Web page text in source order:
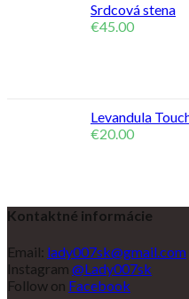
Srdcová stena
€45.00
Levandula
€20.00
Kontaktné informácie
Email: lady007sk@gmail.com
Instagram @Lady007sk
Follow on Facebook